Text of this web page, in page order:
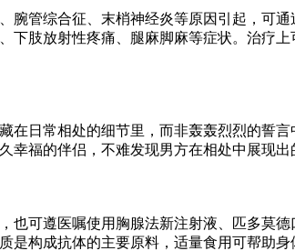
管综合征、末梢神经炎等原因引起，可
肢放射性疼痛、腿麻脚麻等症状。治疗
日常相处的细节里，而非轰轰烈烈的誓
福的伴侣，不难发现男方在相处中展现
可遵医嘱使用胸腺法新注射液、匹多莫
构成抗体的主要原料，适量食用可帮助